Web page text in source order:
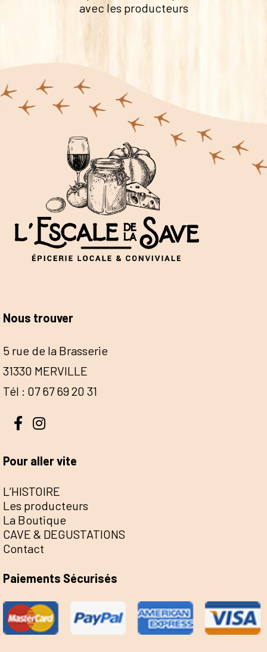
avec les producteurs
Nous trouver
5 rue de la Brasserie
31330 MERVILLE
Tél : 07 67 69 20 31
Pour aller vite
L’HISTOIRE
Les producteurs
La Boutique
CAVE & DEGUSTATIONS
Contact
Paiements Sécurisés